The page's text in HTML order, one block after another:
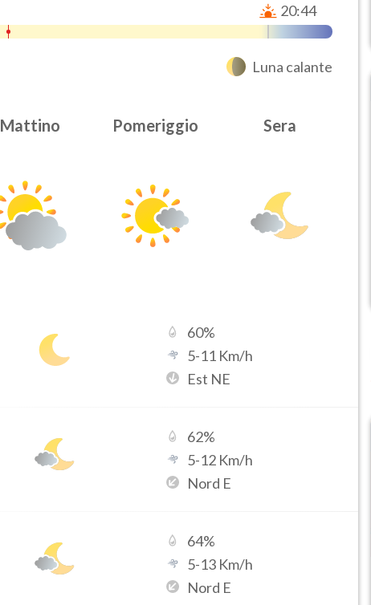
20:44
Luna calante
Mattino Pomeriggio Sera
60%
5-11 Km/h
Est NE
62%
5-12 Km/h
Nord E
64%
5-13 Km/h
Nord E